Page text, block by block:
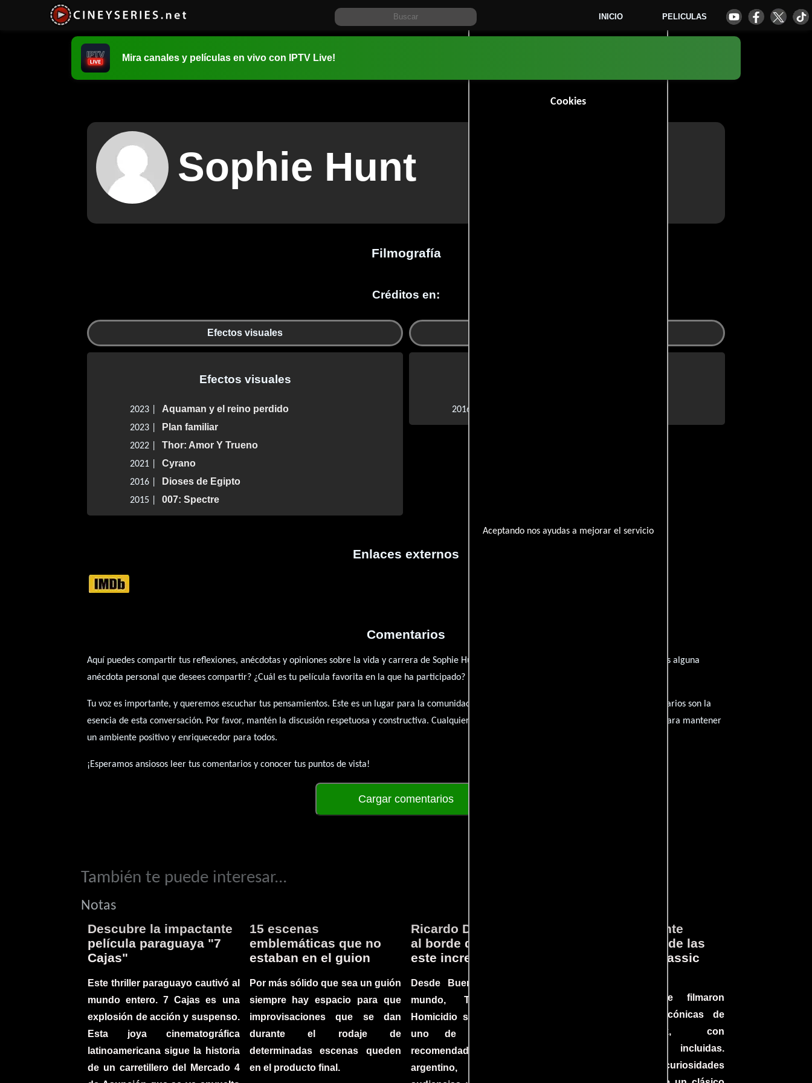
INICIO PELICULAS
Cookies
Aceptando nos ayudas a mejorar el servicio
Mira canales y películas en vivo con IPTV Live!
Sophie Hunt
Filmografía
Créditos en:
Efectos visuales
Efectos visuales
2023 | Aquaman y el reino perdido
2023 | Plan familiar
2022 | Thor: Amor Y Trueno
2021 | Cyrano
2016 | Dioses de Egipto
2015 | 007: Spectre
2016 |
Enlaces externos
Comentarios
Aquí puedes compartir tus reflexiones, anécdotas y opiniones sobre la vida y carrera de Sophie Hunt. ¿Qué te ha inspirado de su trayectoria? ¿Tienes alguna
anécdota personal que desees compartir? ¿Cuál es tu película favorita en la que ha participado?
Tu voz es importante, y queremos escuchar tus pensamientos. Este es un lugar para la comunidad de admiradores y amantes del cine, y tus comentarios son la
esencia de esta conversación. Por favor, mantén la discusión respetuosa y constructiva. Cualquier forma de contenido inapropiado será eliminado para mantener
un ambiente positivo y enriquecedor para todos.
¡Esperamos ansiosos leer tus comentarios y conocer tus puntos de vista!
Cargar comentarios
También te puede interesar...
Notas
Descubre la impactante
película paraguaya "7
Cajas"
Este thriller paraguayo cautivó al
mundo entero. 7 Cajas es una
explosión de acción y suspenso.
Esta joya cinematográfica
latinoamericana sigue la historia
de un carretillero del Mercado 4
15 escenas
emblemáticas que no
estaban en el guion
Por más sólido que sea un guión
siempre hay espacio para que
improvisaciones que se dan
durante el rodaje de
determinadas escenas queden
en el producto final.
Ricardo Darín te llevará
al borde del asiento en
este increíble thriller
Desde Buenos Aires hasta el
mundo, Tesis sobre un
Homicidio se ha convertido en
uno de los filmes más
recomendados del cine
argentino, cautivando
Lo que Realmente
Sucedió detrás de las
cámaras en Jurassic
Conoce cómo se filmaron
algunas escenas icónicas de
Jurassic Park, con
improvisaciones incluidas.
¡Descubre las curiosidades